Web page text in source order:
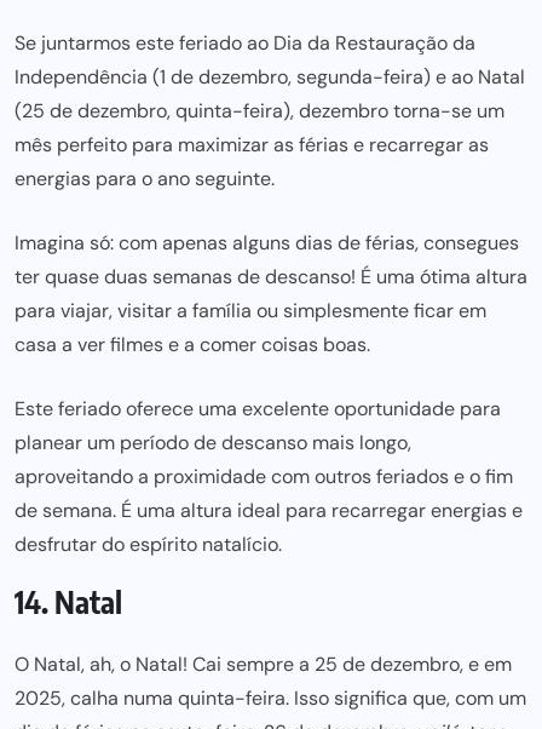
Se juntarmos este feriado ao Dia da Restauração da
Independência (1 de dezembro, segunda-feira) e ao Natal
(25 de dezembro, quinta-feira), dezembro torna-se um
mês perfeito para maximizar as férias e recarregar as
energias para o ano seguinte.
Imagina só: com apenas alguns dias de férias, consegues
ter quase duas semanas de descanso! É uma ótima altura
para viajar, visitar a família ou simplesmente ficar em
casa a ver filmes e a comer coisas boas.
Este feriado oferece uma excelente oportunidade para
planear um período de descanso mais longo,
aproveitando a proximidade com outros feriados e o fim
de semana. É uma altura ideal para recarregar energias e
desfrutar do espírito natalício.
14. Natal
O Natal, ah, o Natal! Cai sempre a 25 de dezembro, e em
2025, calha numa quinta-feira. Isso significa que, com um